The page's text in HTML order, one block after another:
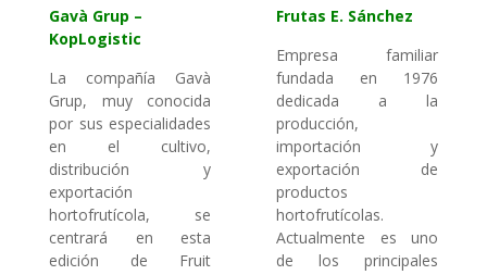
Gavà Grup –
KopLogistic
La compañía Gavà
Grup, muy conocida
por sus especialidades
en el cultivo,
distribución y
exportación
hortofrutícola, se
centrará en esta
edición de Fruit
Frutas E. Sánchez
Empresa familiar
fundada en 1976
dedicada a la
producción,
importación y
exportación de
productos
hortofrutícolas.
Actualmente es uno
de los principales